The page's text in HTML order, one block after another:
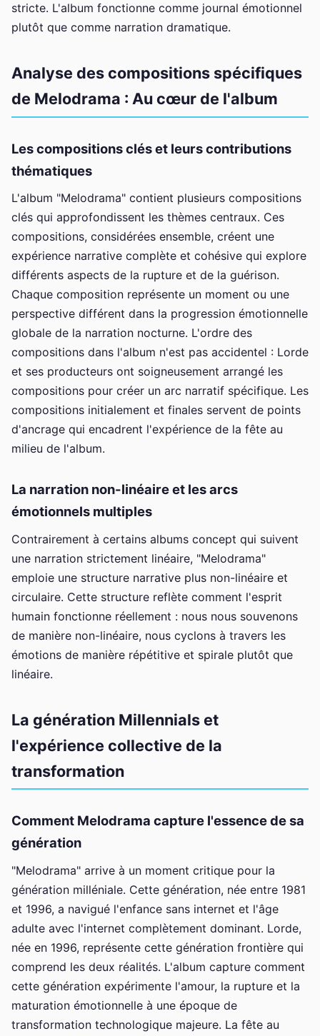
stricte. L'album fonctionne comme journal émotionnel
plutôt que comme narration dramatique.
Analyse des compositions spécifiques
de Melodrama : Au cœur de l'album
Les compositions clés et leurs contributions
thématiques
L'album "Melodrama" contient plusieurs compositions
clés qui approfondissent les thèmes centraux. Ces
compositions, considérées ensemble, créent une
expérience narrative complète et cohésive qui explore
différents aspects de la rupture et de la guérison.
Chaque composition représente un moment ou une
perspective différent dans la progression émotionnelle
globale de la narration nocturne. L'ordre des
compositions dans l'album n'est pas accidentel : Lorde
et ses producteurs ont soigneusement arrangé les
compositions pour créer un arc narratif spécifique. Les
compositions initialement et finales servent de points
d'ancrage qui encadrent l'expérience de la fête au
milieu de l'album.
La narration non-linéaire et les arcs
émotionnels multiples
Contrairement à certains albums concept qui suivent
une narration strictement linéaire, "Melodrama"
emploie une structure narrative plus non-linéaire et
circulaire. Cette structure reflète comment l'esprit
humain fonctionne réellement : nous nous souvenons
de manière non-linéaire, nous cyclons à travers les
émotions de manière répétitive et spirale plutôt que
linéaire.
La génération Millennials et
l'expérience collective de la
transformation
Comment Melodrama capture l'essence de sa
génération
"Melodrama" arrive à un moment critique pour la
génération milléniale. Cette génération, née entre 1981
et 1996, a navigué l'enfance sans internet et l'âge
adulte avec l'internet complètement dominant. Lorde,
née en 1996, représente cette génération frontière qui
comprend les deux réalités. L'album capture comment
cette génération expérimente l'amour, la rupture et la
maturation émotionnelle à une époque de
transformation technologique majeure. La fête au